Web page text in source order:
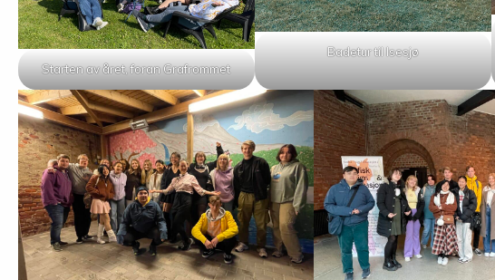
Starten av året, foran Grafrommet
Badetur til Isesjø